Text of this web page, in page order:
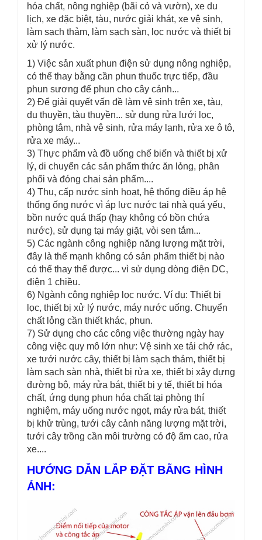
hóa chất, nông nghiệp (bãi cỏ và vườn), xe du
lịch, xe đặc biệt, tàu, nước giải khát, xe vệ sinh,
làm sạch thảm, làm sạch sàn, lọc nước và thiết bị
xử lý nước.
1) Việc sản xuất phun điện sử dụng nông nghiệp,
có thể thay bằng cần phun thuốc trực tiếp, đầu
phun sương để phun cho cây cảnh...
2) Để giải quyết vấn đề làm vệ sinh trên xe, tàu,
du thuyền, tàu thuyền... sử dụng rửa lưới lọc,
phòng tắm, nhà vệ sinh, rửa máy lạnh, rửa xe ô tô,
rửa xe máy...
3) Thực phẩm và đồ uống chế biến và thiết bị xử
lý, di chuyển các sản phẩm thức ăn lỏng, phân
phối và đóng chai sản phẩm....
4) Thu, cấp nước sinh hoạt, hệ thống điều áp hệ
thống ống nước vì áp lực nước tại nhà quá yếu,
bồn nước quá thấp (hay không có bồn chứa
nước), sử dụng tại máy giặt, vòi sen tắm...
5) Các ngành công nghiệp năng lượng mặt trời,
đây là thế mạnh không có sản phẩm thiết bị nào
có thể thay thế được... vì sử dụng dòng điện DC,
điện 1 chiều.
6) Ngành công nghiệp lọc nước. Ví dụ: Thiết bị
lọc, thiết bị xử lý nước, máy nước uống. Chuyển
chất lỏng cần thiết khác, phun.
7) Sử dụng cho các công việc thường ngày hay
công việc quy mô lớn như: Vệ sinh xe tải chở rác,
xe tưới nước cây, thiết bị làm sạch thảm, thiết bị
làm sạch sàn nhà, thiết bị rửa xe, thiết bị xây dựng
đường bộ, máy rửa bát, thiết bị y tế, thiết bị hóa
chất, ứng dụng phun hóa chất tại phòng thí
nghiệm, máy uống nước ngọt, máy rửa bát, thiết
bị khử trùng, tưới cây cảnh năng lượng mặt trời,
tưới cây trồng cần môi trường có độ ẩm cao, rửa
xe....
HƯỚNG DẪN LẮP ĐẶT BẰNG HÌNH
ẢNH: